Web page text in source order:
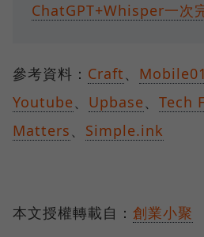
ChatGPT+Whisper一次
參考資料： Craft Mobile01
Youtube
Upbase Tech
Matters
Simple.ink
本文授權轉載自： 創業小聚